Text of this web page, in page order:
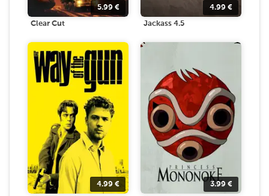
5.99 €
Clear Cut
4.99 €
Jackass 4.5
4.99 € 3.99 €